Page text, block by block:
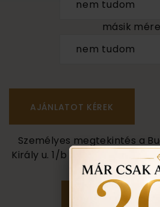
nem tudom
másik
nem tudom
Személyes megtekintés a
Király u. 1/b címen található
VISSZA A